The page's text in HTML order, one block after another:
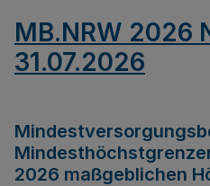
MB.NRW 2026
31.07.2026
2026 maßgeblichen